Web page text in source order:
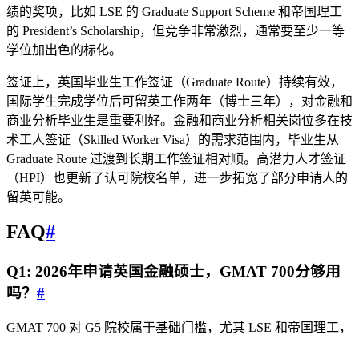
绩的奖项，比如 LSE 的 Graduate Support Scheme 和帝国理工
的 President’s Scholarship，但竞争非常激烈，通常要至少一等
学位加出色的标化。
签证上，英国毕业生工作签证（Graduate Route）持续有效，
国际学生完成学位后可留英工作两年（博士三年），对金融和
商业分析毕业生是重要利好。金融和商业分析相关岗位多在技
术工人签证（Skilled Worker Visa）的需求范围内，毕业生从
Graduate Route 过渡到长期工作签证相对顺。高潜力人才签证
（HPI）也更新了认可院校名单，进一步拓宽了部分申请人的
留英可能。
FAQ#
Q1: 2026年申请英国金融硕士，GMAT 700分够用
吗？ #
GMAT 700 对 G5 院校属于基础门槛，尤其 LSE 和帝国理工，